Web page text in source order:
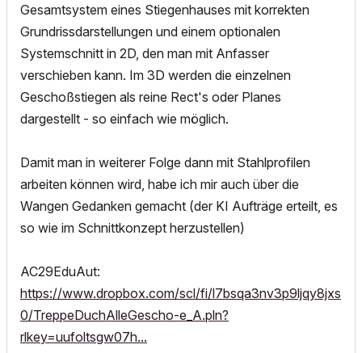
Gesamtsystem eines Stiegenhauses mit korrekten
Grundrissdarstellungen und einem optionalen
Systemschnitt in 2D, den man mit Anfasser
verschieben kann. Im 3D werden die einzelnen
Geschoßstiegen als reine Rect's oder Planes
dargestellt - so einfach wie möglich.
Damit man in weiterer Folge dann mit Stahlprofilen
arbeiten können wird, habe ich mir auch über die
Wangen Gedanken gemacht (der KI Aufträge erteilt, es
so wie im Schnittkonzept herzustellen)
AC29EduAut:
https://www.dropbox.com/scl/fi/l7bsqa3nv3p9ljqy8jxs
0/TreppeDuchAlleGescho-e_A.pln?
rlkey=uufoltsgw07h...